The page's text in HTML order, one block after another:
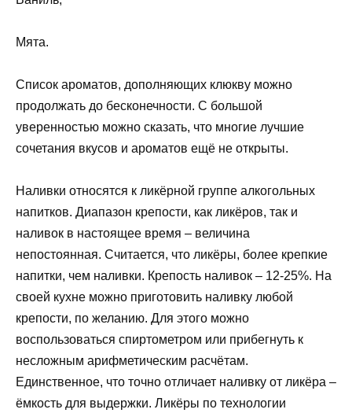
Мята.
Список ароматов, дополняющих клюкву можно
продолжать до бесконечности. С большой
уверенностью можно сказать, что многие лучшие
сочетания вкусов и ароматов ещё не открыты.
Наливки относятся к ликёрной группе алкогольных
напитков. Диапазон крепости, как ликёров, так и
наливок в настоящее время – величина
непостоянная. Считается, что ликёры, более крепкие
напитки, чем наливки. Крепость наливок – 12-25%. На
своей кухне можно приготовить наливку любой
крепости, по желанию. Для этого можно
воспользоваться спиртометром или прибегнуть к
несложным арифметическим расчётам.
Единственное, что точно отличает наливку от ликёра –
ёмкость для выдержки. Ликёры по технологии